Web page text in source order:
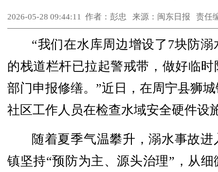
2026-05-28 09:44:11 作者：彭忠 来源：闽东日报 责任
“我们在水库周边增设了7块防
的栈道栏杆已拉起警戒带，做好临
部门申报修缮。”近日，在周宁县狮
社区工作人员在检查水域安全硬件设
随着夏季气温攀升，溺水事故
镇坚持“预防为主、源头治理”，从